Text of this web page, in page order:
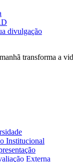
divulgação
transforma a
Institucional
Externa